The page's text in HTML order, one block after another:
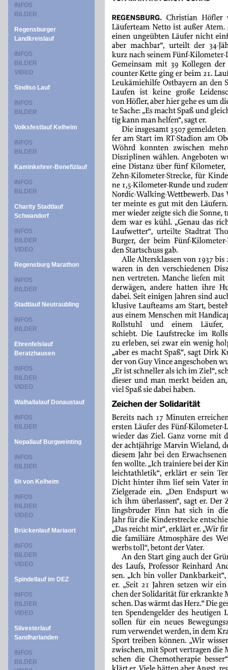
INFOS
BILDER
Regensburger
Landkreislauf
INFOS
BILDER
VIDEO
Sindiso Lauf
INFOS
BILDER
Volksfestlauf Kelheim
INFOS
BILDER
Kaminkehrer-Benefizlauf
INFOS
BILDER
Charity Stadtlauf
Schwandorf
INFOS
BILDER
VIDEO
Regensburg Marathon
INFOS
BILDER
Stadtlauf Neutraubling
INFOS
BILDER
Ehrenfelslauf
Beratzhausen
INFOS
BILDER
VIDEO
Walhallalauf Donaustauf
INFOS
BILDER
Nepallauf Burgweinting
INFOS
BILDER
6h von Kelheim
INFOS
BILDER
VIDEO
Brückenlauf Mariaort
INFOS
BILDER
VIDEO
Spindellauf im DEZ
INFOS
BILDER
VIDEO
Silvesterlauf
Sandharlanden
INFOS
BILDER